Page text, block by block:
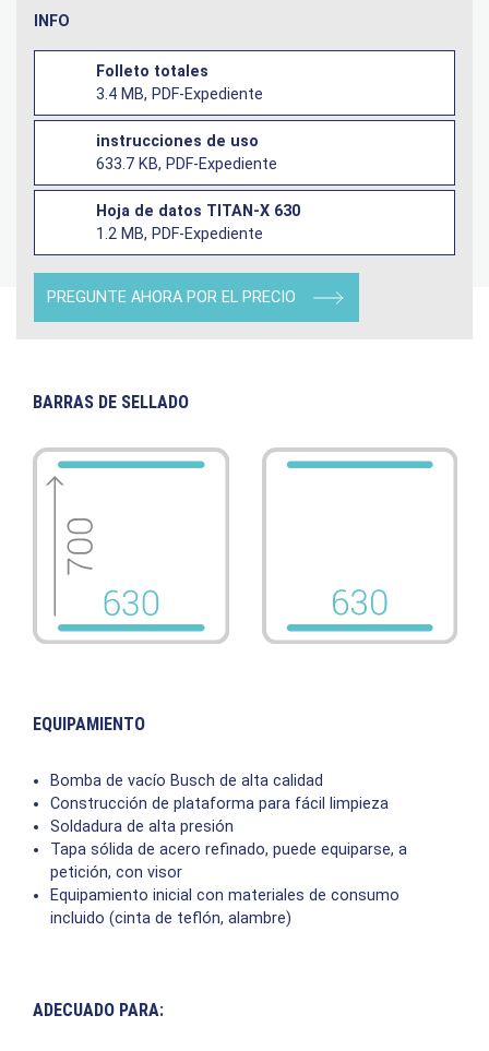
INFO
Folleto totales
3.4 MB, PDF-Expediente
instrucciones de uso
633.7 KB, PDF-Expediente
Hoja de datos TITAN-X 630
1.2 MB, PDF-Expediente
PREGUNTE AHORA POR EL PRECIO
BARRAS DE SELLADO
EQUIPAMIENTO
Bomba de vacío Busch de alta calidad
Construcción de plataforma para fácil limpieza
Soldadura de alta presión
Tapa sólida de acero refinado, puede equiparse, a
petición, con visor
Equipamiento inicial con materiales de consumo
incluido (cinta de teflón, alambre)
ADECUADO PARA: